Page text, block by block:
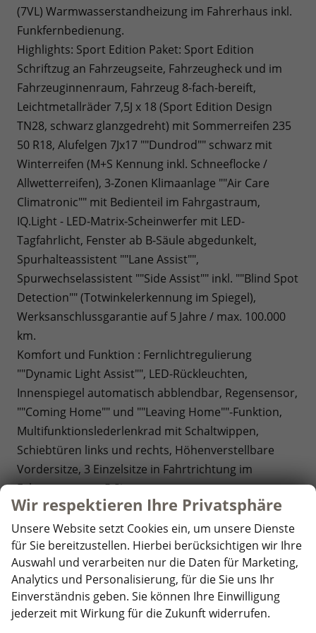
(7VL) Warmwasserstandheizung im Fahrerhaus inkl.
Funkfernbedienung.
Highlights: Sport Edition Paket: Sport Edition
Schriftzug an Fahrzeugseite, Fahrzeugheck und im
Fahrzeuginnenraum, Fahrzeug 8-fach-bereift,
Leichtmetallräder 7,5J x 18 (Sport Edition Design
TN28, schwarz glanzgedreht) mit Sommerreifen 235
50 R18, Alufelgen 7Jx17 ""Dundrod"" schwarz mit
Winterreifen (M+S Kennung inkl. Schneeflocke /
Allwetterreifen), 3-Zonen Klimaanlage ""Air Care
Climatronic"" mit Bedienteil im Fahrgastraum,
IQ.Light - LED-Matrix-Scheinwerfer mit LED-
Tagfahrlicht, Fenster ab B-Säule abgedunkelt,
Spurhalteassistent ""Lane Assist"",
Spurwechselassistent ""Side Assist"" inkl. ""Blind Spot
Detection"" (Totwinkelerkennung im Spiegel),
Werksanschlussgarantie auf 5 Jahre / max. 100.000
km.
Komfort und Funktion : Fernlichtregulierung
""Dynamic Light Assist"", LED-Rückleuchten,
Innenspiegel automatisch abblendbar, Regensensor,
""Coming Home"" und ""Leaving Home""-Funktion,
Multifunktionslederlenkrad mit Schaltwippen,
Schiebtüren links und rechts, Höhenverstellbare
Vordersitze, 3 Einzelsitze in Fahrtrichtung im
Fahrgastraum = 5 Sitzer,
Optik: Außenspiegelgehäuse und Scheinwerferleiste
in Schwarz, Bodenbelag im Fahrgastraum
Teppichboden, Dekoreinlagen ""Scale Light Grey"",
Sitzbezüge Bi-Color Stoff ""Bright Dots"",
Umfeldbeleuchtung im Türbereich,
Infotainment: App-Connect inkl. Wireless (Navigation
über Smartphone möglich), DAB+, USB-C-
Wir respektieren Ihre Privatsphäre
Unsere Website setzt Cookies ein, um unsere Dienste
für Sie bereitzustellen. Hierbei berücksichtigen wir Ihre
Auswahl und verarbeiten nur die Daten für Marketing,
Analytics und Personalisierung, für die Sie uns Ihr
Einverständnis geben. Sie können Ihre Einwilligung
jederzeit mit Wirkung für die Zukunft widerrufen.